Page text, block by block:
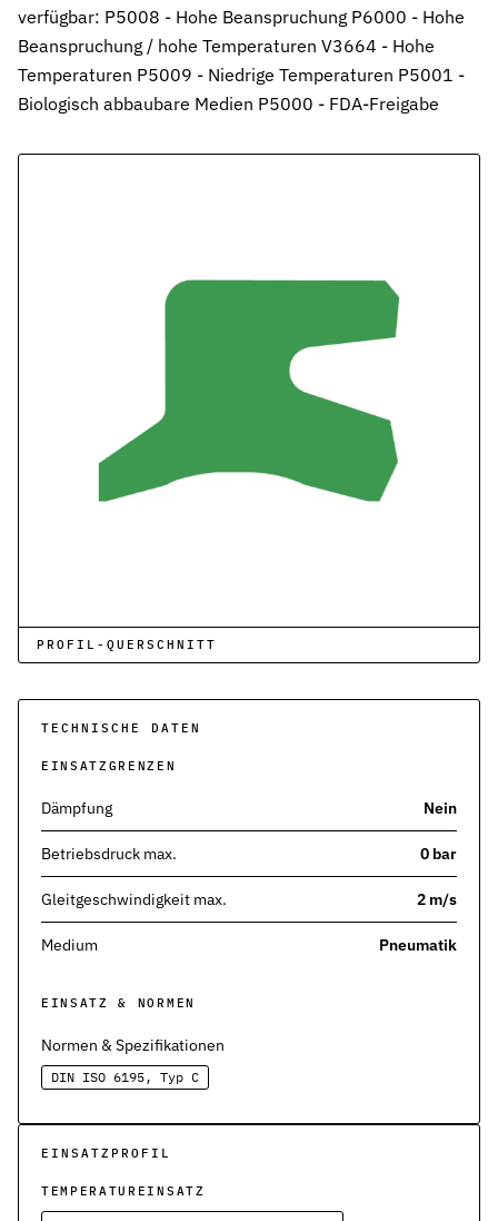
Elastomerschmiermittel
Parker O-Lube und S-Lube für Elastomerdichtungen
Über HP-Dichtungen
Das Unternehmen und Team kennenlernen
Impressum
Rechtliche Informationen zu unserem Unternehmen
Dichtungsarten im Überblick
Werkstoffe
Normen & Zertifizierungen
ISO, DIN und EN-Normen in der Dichtungstechnik – Übersicht
REACH, RoHS, PFAS, FDA, LkSG und weitere Richtlinien für
verfügbar: P5008 - Hohe Beanspruchung P6000 - Hohe
Beanspruchung / hohe Temperaturen V3664 - Hohe
Temperaturen P5009 - Niedrige Temperaturen P5001 -
Biologisch abbaubare Medien P5000 - FDA-Freigabe
PROFIL-QUERSCHNITT
TECHNISCHE DATEN
EINSATZGRENZEN
Dämpfung Nein
Betriebsdruck max. 0 bar
Gleitgeschwindigkeit max. 2 m/s
Medium Pneumatik
EINSATZ & NORMEN
Normen & Spezifikationen
DIN ISO 6195, Typ C
EINSATZPROFIL
TEMPERATUREINSATZ